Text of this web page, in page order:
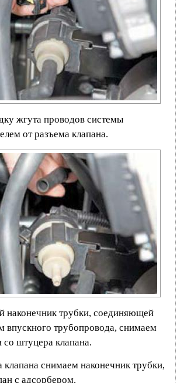
жгута проводов системы
от разъема клапана.
наконечник трубки, соединяющей
впускного трубопровода, снимаем
со штуцера клапана.
снимаем наконечник трубки,
с адсорбером.